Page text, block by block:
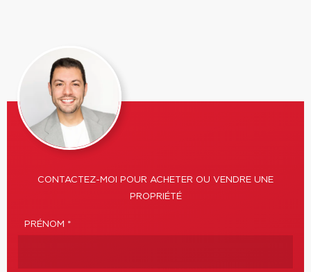
CONTACTEZ-MOI POUR ACHETER OU VENDRE UNE
PROPRIÉTÉ
PRÉNOM *